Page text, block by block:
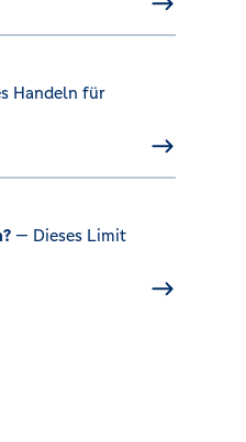
Handeln für
— Dieses Limit